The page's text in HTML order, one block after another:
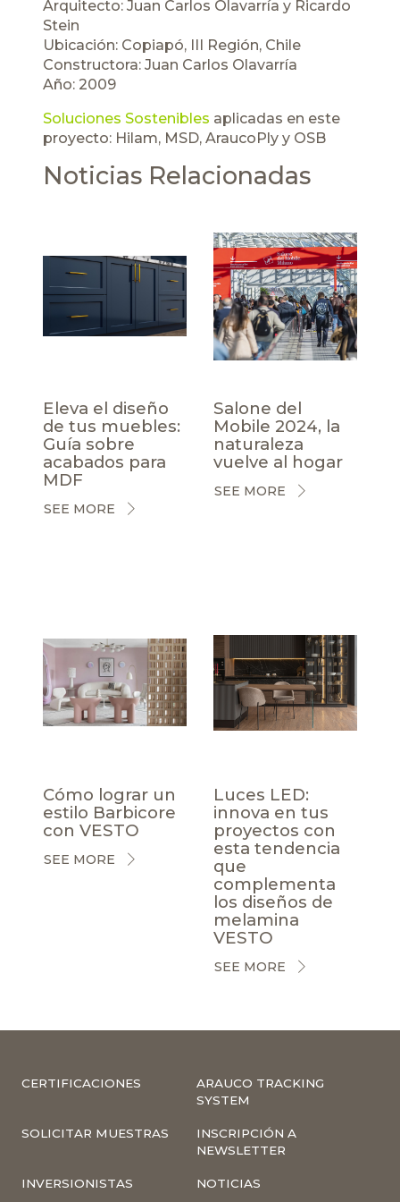
Arquitecto: Juan Carlos Olavarría y Ricardo
Stein
Ubicación: Copiapó, III Región, Chile
Constructora: Juan Carlos Olavarría
Año: 2009
Soluciones Sostenibles aplicadas en este
proyecto: Hilam, MSD, AraucoPly y OSB
Noticias Relacionadas
Eleva el diseño
de tus muebles:
Guía sobre
acabados para
MDF
SEE MORE
Salone del
Mobile 2024, la
naturaleza
vuelve al hogar
SEE MORE
Cómo lograr un
estilo Barbicore
con VESTO
SEE MORE
Luces LED:
innova en tus
proyectos con
esta tendencia
que
complementa
los diseños de
melamina
VESTO
SEE MORE
CERTIFICACIONES
ARAUCO TRACKING
SYSTEM
SOLICITAR MUESTRAS
INSCRIPCIÓN A
NEWSLETTER
INVERSIONISTAS NOTICIAS